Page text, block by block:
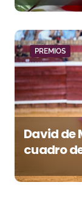
quieren
PREMIOS
David de
cuadro